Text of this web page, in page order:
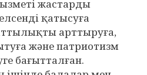
жастарды
қатысуға
арттыруға,
және патриотизм
бағытталған.